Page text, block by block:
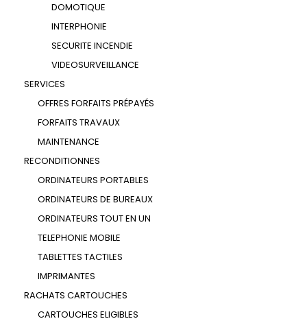
DOMOTIQUE
INTERPHONIE
SECURITE INCENDIE
VIDEOSURVEILLANCE
SERVICES
OFFRES FORFAITS PRÉPAYÉS
FORFAITS TRAVAUX
MAINTENANCE
RECONDITIONNES
ORDINATEURS PORTABLES
ORDINATEURS DE BUREAUX
ORDINATEURS TOUT EN UN
TELEPHONIE MOBILE
TABLETTES TACTILES
IMPRIMANTES
RACHATS CARTOUCHES
CARTOUCHES ELIGIBLES